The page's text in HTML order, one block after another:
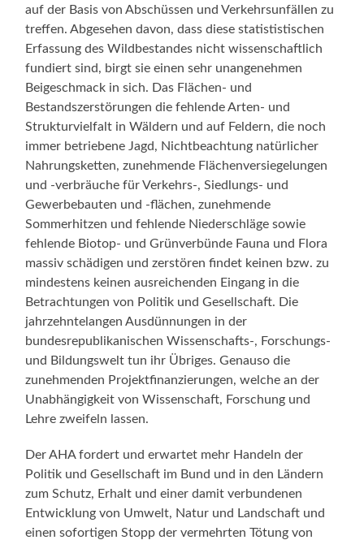
auf der Basis von Abschüssen und Verkehrsunfällen zu
treffen. Abgesehen davon, dass diese statististischen
Erfassung des Wildbestandes nicht wissenschaftlich
fundiert sind, birgt sie einen sehr unangenehmen
Beigeschmack in sich. Das Flächen- und
Bestandszerstörungen die fehlende Arten- und
Strukturvielfalt in Wäldern und auf Feldern, die noch
immer betriebene Jagd, Nichtbeachtung natürlicher
Nahrungsketten, zunehmende Flächenversiegelungen
und -verbräuche für Verkehrs-, Siedlungs- und
Gewerbebauten und -flächen, zunehmende
Sommerhitzen und fehlende Niederschläge sowie
fehlende Biotop- und Grünverbünde Fauna und Flora
massiv schädigen und zerstören findet keinen bzw. zu
mindestens keinen ausreichenden Eingang in die
Betrachtungen von Politik und Gesellschaft. Die
jahrzehntelangen Ausdünnungen in der
bundesrepublikanischen Wissenschafts-, Forschungs-
und Bildungswelt tun ihr Übriges. Genauso die
zunehmenden Projektfinanzierungen, welche an der
Unabhängigkeit von Wissenschaft, Forschung und
Lehre zweifeln lassen.
Der AHA fordert und erwartet mehr Handeln der
Politik und Gesellschaft im Bund und in den Ländern
zum Schutz, Erhalt und einer damit verbundenen
Entwicklung von Umwelt, Natur und Landschaft und
einen sofortigen Stopp der vermehrten Tötung von